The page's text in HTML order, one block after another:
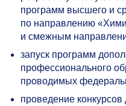
программ высшего и
по направлению
и смежным
запуск программ
профессионального
проводимых
проведение